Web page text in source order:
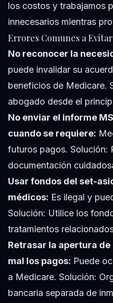
los costos y trabajamos
innecesarios mientras
Errores Comunes a Evitar
No reconocer la
puede invalidar su
beneficios de Medicare.
abogado desde el
No enviar el informe
cuando se requiere:
futuros pagos. Solución:
documentación
Usar fondos del set-
médicos: Es ilegal y
Solución: Utilice los
tratamientos
Retrasar la apertura
mal los pagos: Puede
a Medicare. Solución:
bancaria separada de